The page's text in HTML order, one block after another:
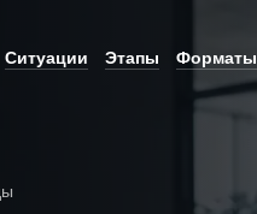
Ситуации Этапы Форматы